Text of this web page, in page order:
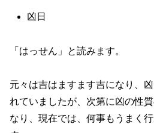
凶日
「はっせん」と読みます。
元々は吉はますます吉になり、
れていましたが、次第に凶の性
なり、現在では、何事もうまく